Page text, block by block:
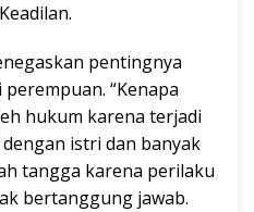
pentingnya
“Kenapa
hukum karena terjadi
istri dan banyak
tangga karena perilaku
bertanggung jawab.